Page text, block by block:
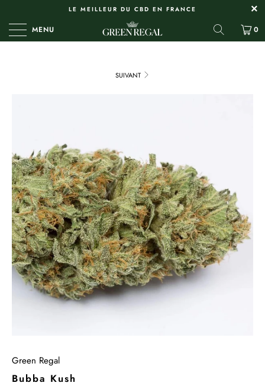
LE MEILLEUR DU CBD EN FRANCE
MENU 0
SUIVANT
Green Regal
Bubba Kush